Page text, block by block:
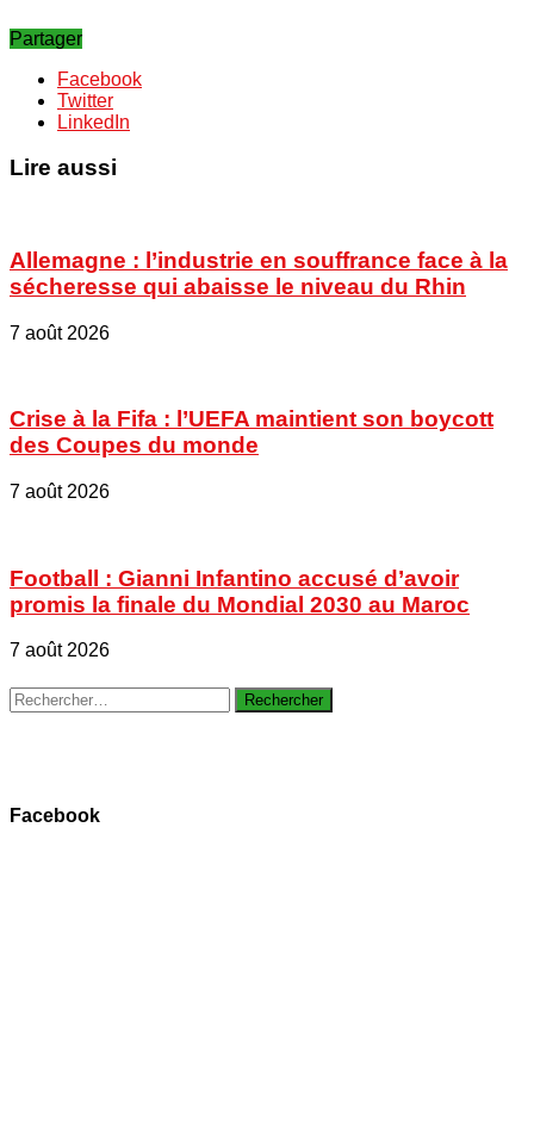
Partager
Facebook
Twitter
LinkedIn
Lire aussi
Allemagne : l’industrie en souffrance face à la
sécheresse qui abaisse le niveau du Rhin
7 août 2026
Crise à la Fifa : l’UEFA maintient son boycott
des Coupes du monde
7 août 2026
Football : Gianni Infantino accusé d’avoir
promis la finale du Mondial 2030 au Maroc
7 août 2026
Rechercher :
Facebook